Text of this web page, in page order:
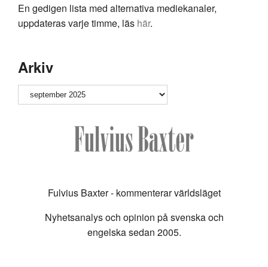
En gedigen lista med alternativa mediekanaler,
uppdateras varje timme, läs här.
Arkiv
Arkiv
Fulvius Baxter - kommenterar världsläget
Nyhetsanalys och opinion på svenska och
engelska sedan 2005.